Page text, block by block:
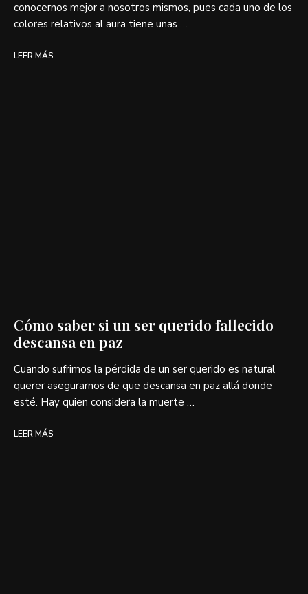
conocernos mejor a nosotros mismos, pues cada uno de los
colores relativos al aura tiene unas …
LEER MÁS
Cómo saber si un ser querido fallecido
descansa en paz
Cuando sufrimos la pérdida de un ser querido es natural
querer asegurarnos de que descansa en paz allá donde
esté. Hay quien considera la muerte …
LEER MÁS